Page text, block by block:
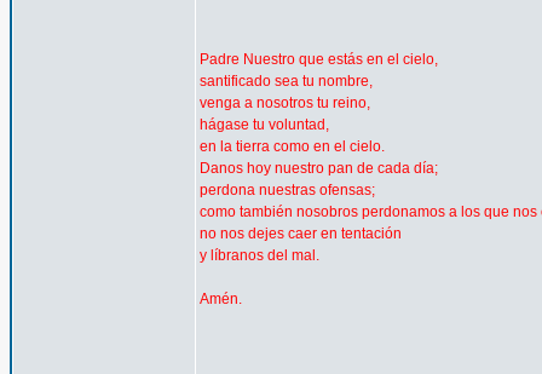
Padre Nuestro que estás en el cielo,
santificado sea tu nombre,
venga a nosotros tu reino,
hágase tu voluntad,
en la tierra como en el cielo.
Danos hoy nuestro pan de cada día;
perdona nuestras ofensas;
como también nosobros perdonamos a los que nos
no nos dejes caer en tentación
y líbranos del mal.
Amén.